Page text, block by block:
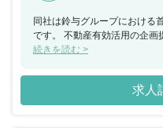
同社は鈴与グループにおける
です。 不動産有効活用の企画
ル管理までを一貫して行い、
頼を得られる仕事で、会社の
きる会社です。 当ポジショ
持続可能な不動産有効活用コ
続きを読む >
求人